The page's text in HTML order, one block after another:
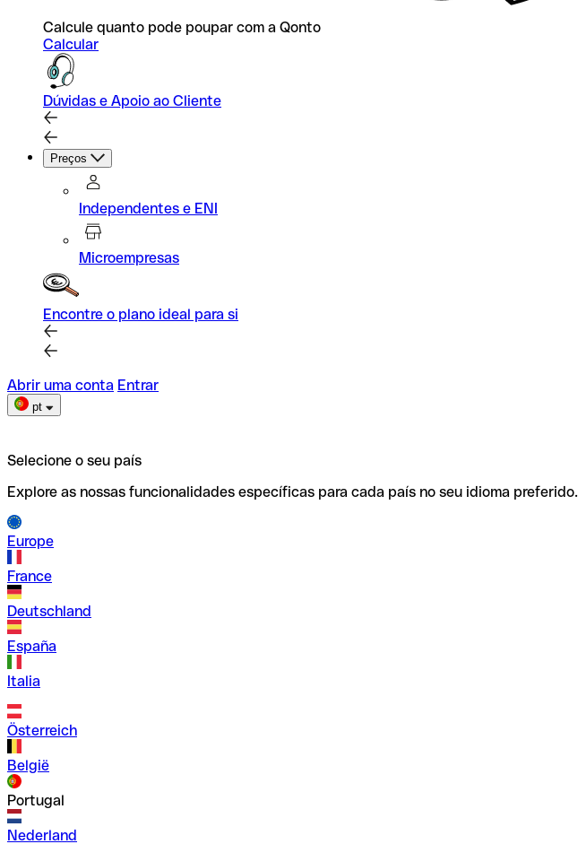
Calcule quanto pode poupar com a Qonto
Calcular
Dúvidas e Apoio ao Cliente
Preços
Independentes e ENI
Microempresas
Encontre o plano ideal para si
Abrir uma conta Entrar
pt
Selecione o seu país
Explore as nossas funcionalidades específicas para cada país no seu idioma preferido.
Europe
France
Deutschland
España
Italia
Österreich
België
Portugal
Nederland